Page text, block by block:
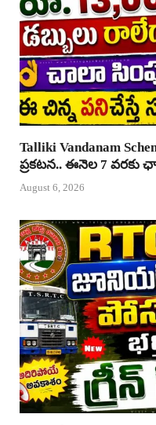
Talliki Vandanam
ప్రకటన.. ఈనెల 7 వరకు
August 6, 2026